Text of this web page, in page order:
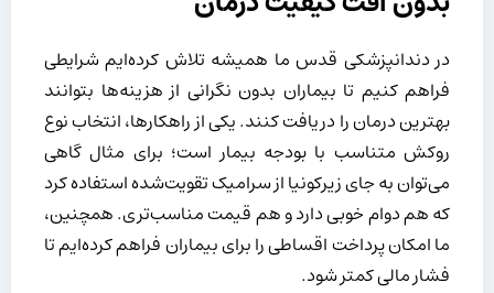
در دندانپزشکی قدس ما همیشه تلاش کرده‌ایم شرایطی
فراهم کنیم تا بیماران بدون نگرانی از هزینه‌ها بتوانند
بهترین درمان را دریافت کنند. یکی از راهکارها، انتخاب نوع
روکش متناسب با بودجه بیمار است؛ برای مثال گاهی
می‌توان به جای زیرکونیا از سرامیک تقویت‌شده استفاده کرد
که هم دوام خوبی دارد و هم قیمت مناسب‌تری. همچنین،
ما امکان پرداخت اقساطی را برای بیماران فراهم کرده‌ایم تا
فشار مالی کمتر شود.